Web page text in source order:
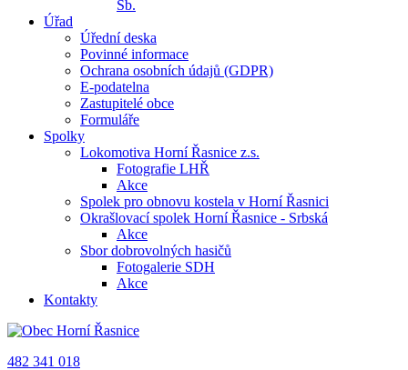
Sb.
Úřad
Úřední deska
Povinné informace
Ochrana osobních údajů (GDPR)
E-podatelna
Zastupitelé obce
Formuláře
Spolky
Lokomotiva Horní Řasnice z.s.
Fotografie LHŘ
Akce
Spolek pro obnovu kostela v Horní Řasnici
Okrašlovací spolek Horní Řasnice - Srbská
Akce
Sbor dobrovolných hasičů
Fotogalerie SDH
Akce
Kontakty
482 341 018